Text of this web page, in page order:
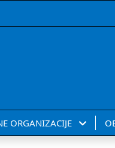
ORGANIZACIJE